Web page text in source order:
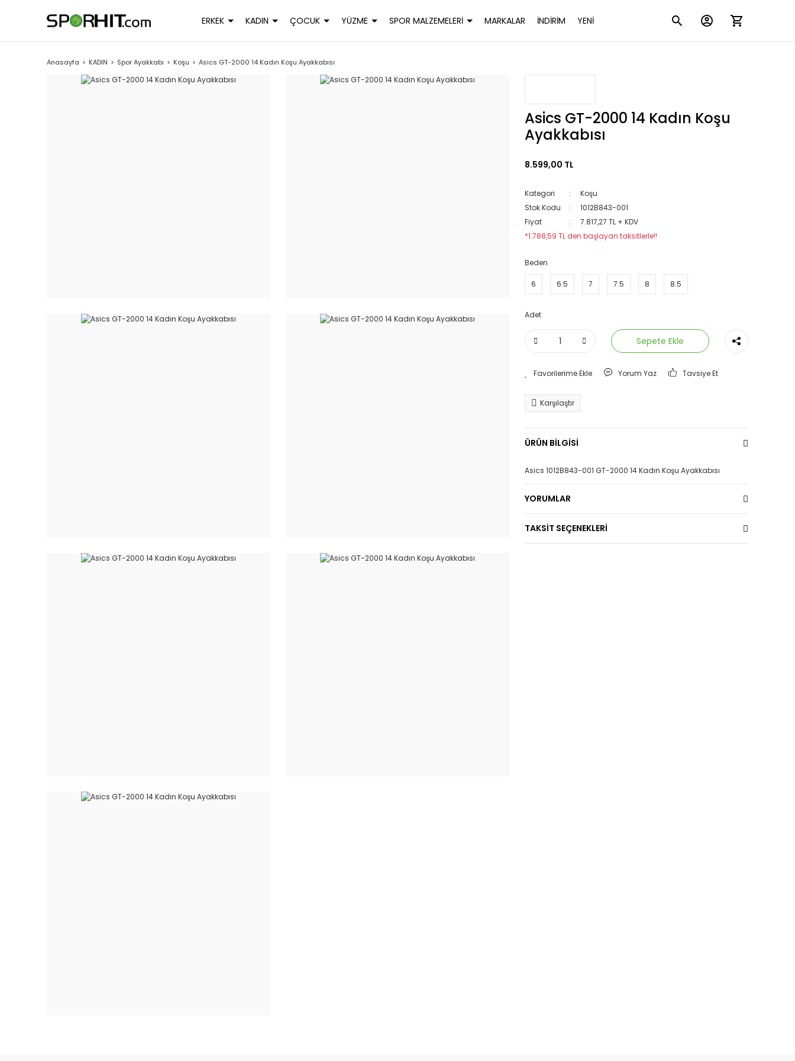
ERKEK KADIN ÇOCUK YÜZME SPOR MALZEMELERİ MARKALAR İNDİRİM YENİ
Anasayfa KADIN Spor Ayakkabı Koşu Asics GT-2000 14 Kadın Koşu Ayakkabısı
Asics GT-2000 14 Kadın Koşu
Ayakkabısı
8.599,00 TL
Kategori
Koşu
Stok Kodu
1012B843-001
Fiyat
7.817,27 TL + KDV
*1.788,59 TL den başlayan taksitlerle!!
Beden
6 6.5 7 7.5 8 8.5
Adet
Sepete Ekle
Yorum Yaz Tavsiye Et
Karşılaştır
ÜRÜN BİLGİSİ
Asics 1012B843-001 GT-2000 14 Kadın Koşu Ayakkabısı
YORUMLAR
TAKSİT SEÇENEKLERİ